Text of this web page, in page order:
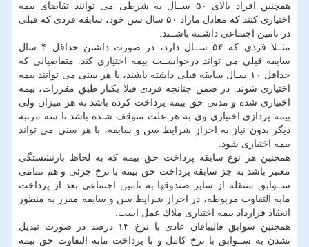
همچنین افراد بالای ۵۰ ســال به شرطی می توانند تقاضای بیمه
اختیاری كنند كه معادل مازاد ۵۰ سال سن خود، سابقه فردی كه قبلی
در تامین اجتماعی داشـته باشــند.
مثــلا فردی كه ۵۴ ســال دارد، در صورت داشتن حداقل ۴ سال
سابقه قبلی می تواند درخواســت بیمه اختیاری كند. متقاضیانی كه
حداقل ۱۰ سـال سابقه قبلی داشته باشند، با هر سنی می توانند بیمه
اختیاری شوند. در ضمن چنانچه فردی قبلا یكبار طبق مقررات، بیمه
اختیاری شده و مدتی حق بیمه پرداخت كرده باشد به هر میزان ولی
بیمه پردازی اختیاری وی به هر علت متوقف شـده باشد تا سه مرتبه
دیگر بدون نیاز به احراز شرایط سن و سابقه، با هر سنی می تواند
بیمه اختیاری شود.
همچنین هر نوع سابقه پرداخت حق بیمه كه به لحاظ بازنشستگی
معتبر باشد به جز سابقه پرداخت حق بیمه با نرخ جزئی و هم تمامی
ســوابق منتقله از سایر صندوقها به تامین اجتماعی بعد از پرداخت
مابه التفاوت مربوطه، در احراز شرایط سن و سابقه مقرر به منظور
انعقاد قرارداد بیمه اختیاری ملاك عمل است.
همچنین سوابق قالیبافان عادی با نرخ ۱۴ درصد در صورت تبدیل
نشدن به ســوابق با نرخ كامل و با پرداخت مابه التفاوت حق بیمه